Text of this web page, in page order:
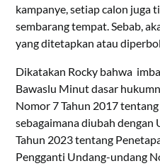
kampanye, setiap calon juga
sembarang tempat. Sebab,
yang ditetapkan atau
Dikatakan Rocky bahwa
Bawaslu Minut dasar
Nomor 7 Tahun 2017
sebagaimana diubah
Tahun 2023 tentang
Pengganti Undang-undang